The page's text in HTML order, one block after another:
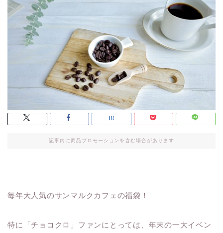
記事内に商品プロモーションを含む場合があります
毎年大人気のサンマルクカフェの福袋！
特に「チョコクロ」ファンにとっては、年末の一大イベン